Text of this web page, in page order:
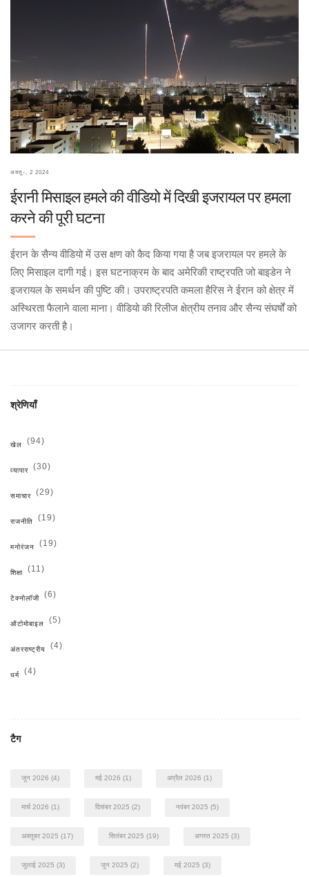
अक्तू॰, 2 2024
ईरानी मिसाइल हमले की वीडियो में दिखी इजरायल पर हमला
करने की पूरी घटना
ईरान के सैन्य वीडियो में उस क्षण को कैद किया गया है जब इजरायल पर हमले के
लिए मिसाइल दागी गई। इस घटनाक्रम के बाद अमेरिकी राष्ट्रपति जो बाइडेन ने
इजरायल के समर्थन की पुष्टि की। उपराष्ट्रपति कमला हैरिस ने ईरान को क्षेत्र में
अस्थिरता फैलाने वाला माना। वीडियो की रिलीज क्षेत्रीय तनाव और सैन्य संघर्षों को
उजागर करती है।
श्रेणियाँ
खेल (94)
व्यापार (30)
समाचार (29)
राजनीति (19)
मनोरंजन (19)
शिक्षा (11)
टेक्नोलॉजी (6)
ऑटोमोबाइल (5)
अंतरराष्ट्रीय (4)
धर्म (4)
टैग
जून 2026 (4) मई 2026 (1) अप्रैल 2026 (1)
मार्च 2026 (1) दिसंबर 2025 (2) नवंबर 2025 (5)
अक्तूबर 2025 (17) सितंबर 2025 (19) अगस्त 2025 (3)
जुलाई 2025 (3) जून 2025 (2) मई 2025 (3)